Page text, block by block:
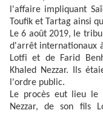
l'affaire impliquant
Toufik et Tartag ainsi
Le 6 août 2019, le
d'arrêt internationaux
Lotfi et de Farid
Khaled Nezzar. Ils
l'ordre public.
Le procès eut lieu le
Nezzar, de son fils